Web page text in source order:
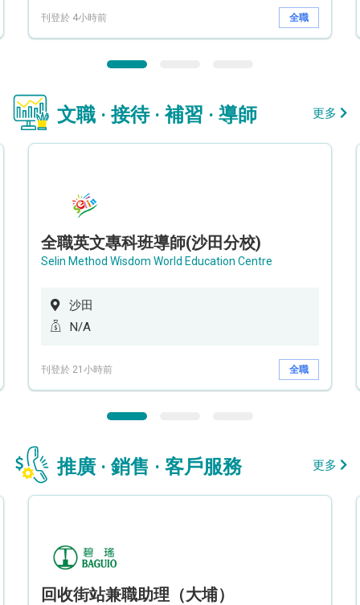
刊登於 4小時前 全職
文職 · 接待 · 補習 · 導師 更多
全職英文專科班導師(沙田分校)
Selin Method Wisdom World Education Centre
沙田
N/A
刊登於 21小時前 全職
推廣 · 銷售 · 客戶服務 更多
回收街站兼職助理（大埔）